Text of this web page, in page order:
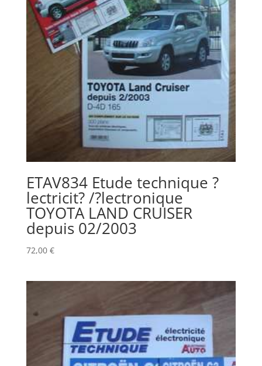
ETAV834 Etude technique ?
lectricit? /?lectronique
TOYOTA LAND CRUISER
depuis 02/2003
72,00 €